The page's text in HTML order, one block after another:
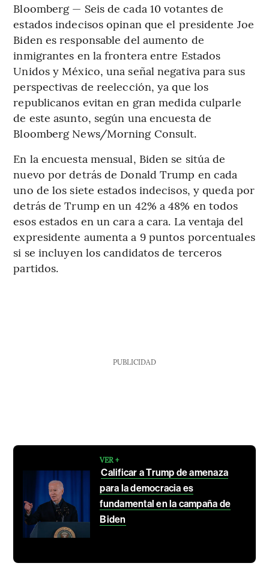
Bloomberg — Seis de cada 10 votantes de
estados indecisos opinan que el presidente Joe
Biden es responsable del aumento de
inmigrantes en la frontera entre Estados
Unidos y México, una señal negativa para sus
perspectivas de reelección, ya que los
republicanos evitan en gran medida culparle
de este asunto, según una encuesta de
Bloomberg News/Morning Consult.
En la encuesta mensual, Biden se sitúa de
nuevo por detrás de Donald Trump en cada
uno de los siete estados indecisos, y queda por
detrás de Trump en un 42% a 48% en todos
esos estados en un cara a cara. La ventaja del
expresidente aumenta a 9 puntos porcentuales
si se incluyen los candidatos de terceros
partidos.
PUBLICIDAD
VER +
Calificar a Trump de amenaza
para la democracia es
fundamental en la campaña de
Biden